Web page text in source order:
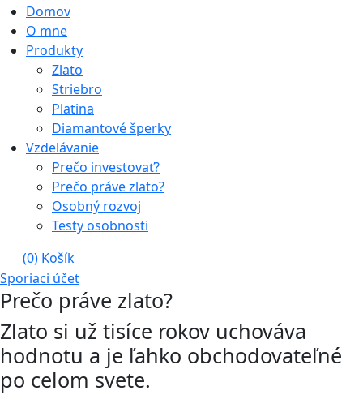
Domov
O mne
Produkty
Zlato
Striebro
Platina
Diamantové šperky
Vzdelávanie
Prečo investovať?
Prečo práve zlato?
Osobný rozvoj
Testy osobnosti
(0) Košík
Sporiaci účet
Prečo práve zlato?
Zlato si už tisíce rokov uchováva
hodnotu a je ľahko obchodovateľné
po celom svete.